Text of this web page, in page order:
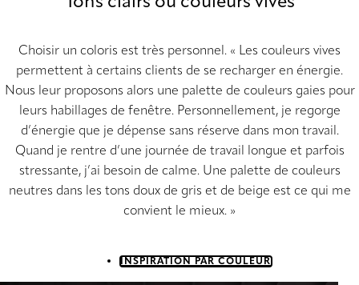
Choisir un coloris est très personnel. « Les couleurs vives
permettent à certains clients de se recharger en énergie.
Nous leur proposons alors une palette de couleurs gaies pour
leurs habillages de fenêtre. Personnellement, je regorge
d’énergie que je dépense sans réserve dans mon travail.
Quand je rentre d’une journée de travail longue et parfois
stressante, j’ai besoin de calme. Une palette de couleurs
neutres dans les tons doux de gris et de beige est ce qui me
convient le mieux. »
INSPIRATION PAR COULEUR